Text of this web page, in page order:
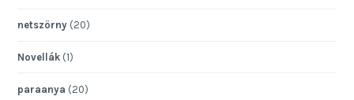
netszörny (20)
Novellák (1)
paraanya (20)